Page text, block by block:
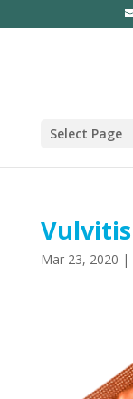
Select Page
Vulvitis
Mar 23, 2020 |